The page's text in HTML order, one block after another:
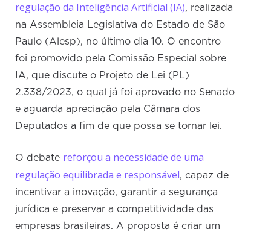
regulação da Inteligência Artificial (IA), realizada
na Assembleia Legislativa do Estado de São
Paulo (Alesp), no último dia 10. O encontro
foi promovido pela Comissão Especial sobre
IA, que discute o Projeto de Lei (PL)
2.338/2023, o qual já foi aprovado no Senado
e aguarda apreciação pela Câmara dos
Deputados a fim de que possa se tornar lei.
O debate reforçou a necessidade de uma
regulação equilibrada e responsável, capaz de
incentivar a inovação, garantir a segurança
jurídica e preservar a competitividade das
empresas brasileiras. A proposta é criar um